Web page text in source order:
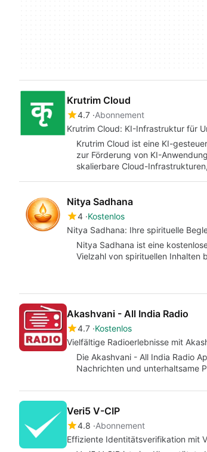
Krutrim Cloud
4.7 Abonnement
Krutrim Cloud: KI-Infrastruktur für
Krutrim Cloud ist eine KI-
zur Förderung von KI-
skalierbare Cloud-
Nitya Sadhana
4 Kostenlos
Nitya Sadhana: Ihre spirituelle
Nitya Sadhana ist eine
Vielzahl von spirituellen
Akashvani - All India Radio
4.7 Kostenlos
Vielfältige Radioerlebnisse mit
Die Akashvani - All India Radio
Nachrichten und unterhaltsame
Veri5 V-CIP
4.8 Abonnement
Effiziente Identitätsverifikation mit